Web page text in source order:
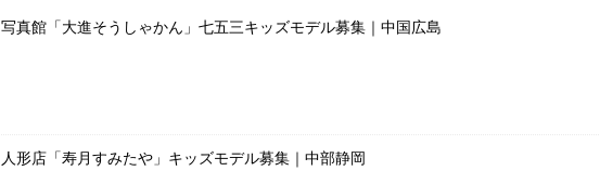
写真館「大進そうしゃかん」七五三キッズモデル募集｜中国広島
人形店「寿月すみたや」キッズモデル募集｜中部静岡